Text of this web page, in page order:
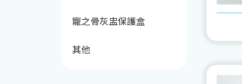
寵之骨灰盅保護盒
其他